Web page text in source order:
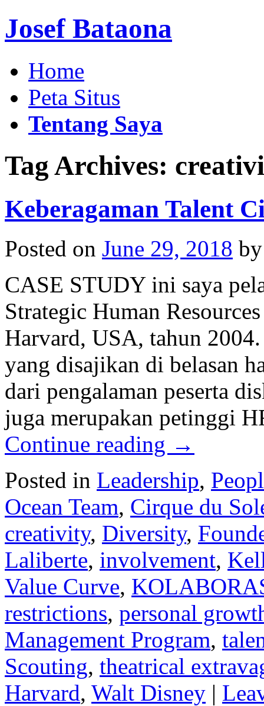
Josef Bataona
Home
Peta Situs
Tentang Saya
Tag Archives:
Keberagaman Talent
Posted on June 29, 2018 by
CASE STUDY ini saya
Strategic Human
Harvard, USA, tahun
yang disajikan di belasan
dari pengalaman peserta
juga merupakan petinggi
Continue reading →
Posted in Leadership,
Ocean Team, Cirque du
creativity, Diversity,
Laliberte, involvement,
Value Curve,
restrictions, personal
Management Program,
Scouting, theatrical
Harvard, Walt Disney |